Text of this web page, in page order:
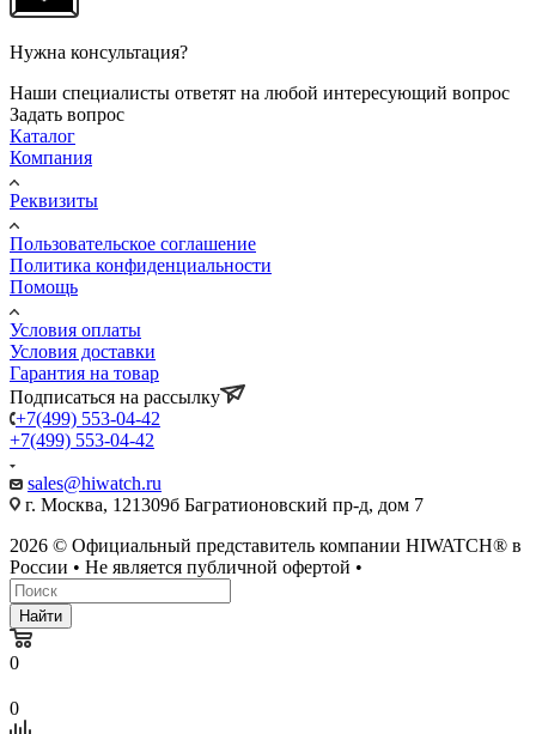
Нужна консультация?
Наши специалисты ответят на любой интересующий вопрос
Задать вопрос
Каталог
Компания
Реквизиты
Пользовательское соглашение
Политика конфиденциальности
Помощь
Условия оплаты
Условия доставки
Гарантия на товар
Подписаться на рассылку
+7(499) 553-04-42
+7(499) 553-04-42
sales@hiwatch.ru
г. Москва, 121309б Багратионовский пр-д, дом 7
2026 © Официальный представитель компании HIWATCH® в
России • Не является публичной офертой •
Найти
0
0